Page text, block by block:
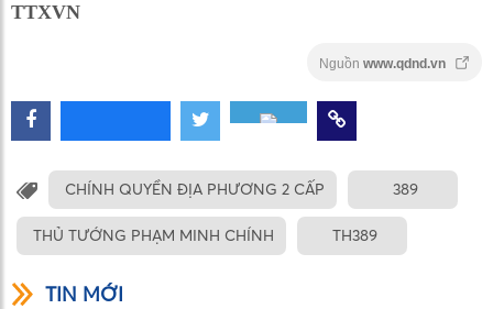
TTXVN
Nguồn www.qdnd.vn
CHÍNH QUYỀN ĐỊA PHƯƠNG 2 CẤP 389
THỦ TƯỚNG PHẠM MINH CHÍNH TH389
TIN MỚI